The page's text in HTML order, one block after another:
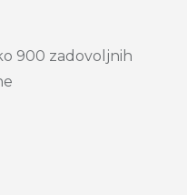
900 zadovoljnih